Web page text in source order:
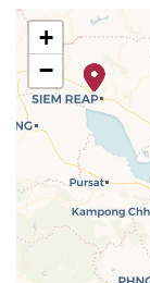
12.04.27
13.04.27
13.04.27
14.04.27
15.04.27
16.04.27
+
−